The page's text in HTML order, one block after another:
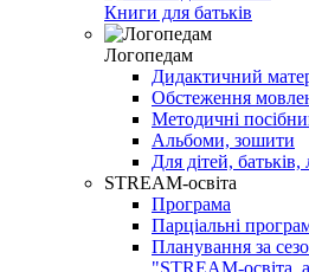
Книги для батьків
Логопедам
Дидактичний
Обстеження
Методичні
Альбоми, зошити
Для дітей, батьків,
STREAM-освіта
Програма
Парціальні
Планування за
"STREAM-освіта,